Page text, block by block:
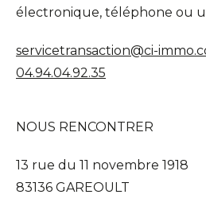
électronique, téléphone ou
servicetransaction@ci-
04.94.04.92.35
NOUS RENCONTRER
13 rue du 11 novembre 1918
83136 GAREOULT